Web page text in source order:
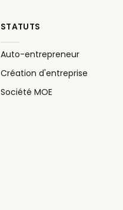
STATUTS
Auto-entrepreneur
Création d'entreprise
Société MOE